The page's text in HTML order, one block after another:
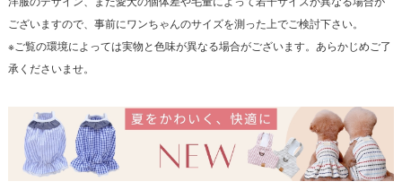
ございますので、事前にワンちゃんのサイズを測った上でご検討下さい。
※ご覧の環境によっては実物と色味が異なる場合がございます。あらかじめご了
承くださいませ。